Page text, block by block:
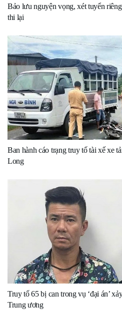
Bảo lưu nguyện vọng, xét tuyển
thi lại
Ban hành cáo trạng truy tố tài xế xe
Long
Truy tố 65 bị can trong vụ ‘đại án’
Trung ương